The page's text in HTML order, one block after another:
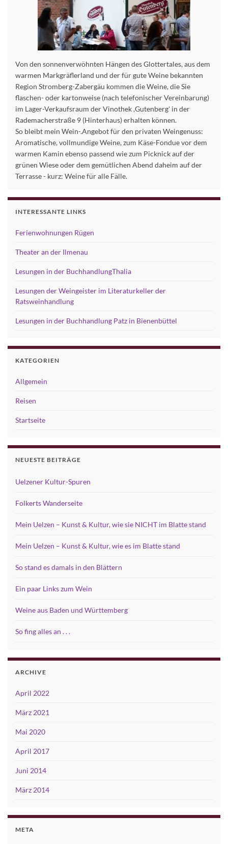
Von den sonnenverwöhnten Hängen des Glottertales, aus dem
warmen Markgräflerland und der für gute Weine bekannten
Region Stromberg-Zabergäu kommen die Weine, die Sie
flaschen- oder kartonweise (nach telefonischer Vereinbarung)
im Lager-Verkaufsraum der Vinothek ,Gutenberg' in der
Rademacherstraße 9 (Hinterhaus) erhalten können.
So bleibt mein Wein-.Angebot für den privaten Weingenuss:
Aromatische, vollmundige Weine, zum Käse-Fondue vor dem
warmen Kamin ebenso passend wie zum Picknick auf der
grünen Wiese oder dem gemütlichen Abend daheim auf der
Terrasse - kurz: Weine für alle Fälle.
INTERESSANTE LINKS
Ferienwohnungen Rügen
Theater an der Ilmenau
Lesungen in der BuchhandlungThalia
Lesungen der Weingeister im Literaturkeller der
Ratsweinhandlung
Lesungen in der Buchhandlung Patz in Bienenbüttel
KATEGORIEN
Allgemein
Reisen
Startseite
NEUESTE BEITRÄGE
Uelzener Kultur-Spuren
Folkerts Wanderseite
Mein Uelzen – Kunst & Kultur, wie sie NICHT im Blatte stand
Mein Uelzen – Kunst & Kultur, wie es im Blatte stand
So stand es damals in den Blättern
Ein paar Links zum Wein
Weine aus Baden und Württemberg
So fing alles an . . .
ARCHIVE
April 2022
März 2021
Mai 2020
April 2017
Juni 2014
März 2014
META